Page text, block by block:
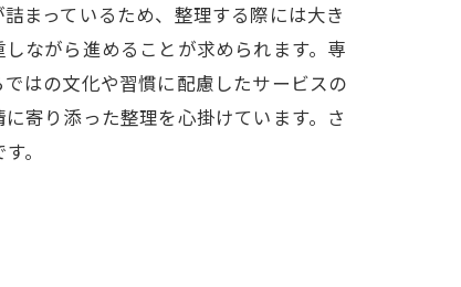
まっているため、整理する際には大き
ながら進めることが求められます。専
はの文化や習慣に配慮したサービスの
寄り添った整理を心掛けています。さ
。